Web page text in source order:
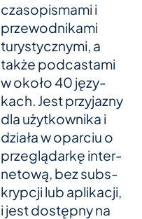
czas­opis­mami i
prze­wod­ni­kami
tury­sty­cz­nymi, a
także pod­cast­ami
w około 40 języ­
kach. Jest przy­jazny
dla użyt­kow­nika i
działa w opar­ciu o
prze­glą­darkę inter­
netową, bez sub­s­
kryp­cji lub apli­ka­cji,
i jest dostępny na